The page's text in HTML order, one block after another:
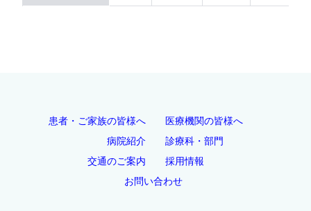
患者・ご家族の皆様へ
医療機関の皆様へ
病院紹介
診療科・部門
交通のご案内
採用情報
お問い合わせ